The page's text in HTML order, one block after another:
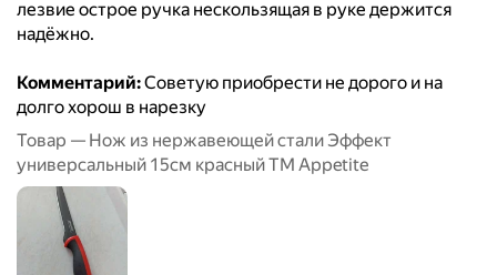
лезвие острое ручка нескользящая в руке держится
надёжно.
Комментарий:Советую приобрести не дорого и на
долго хорош в нарезку
Товар — Нож из нержавеющей стали Эффект
универсальный 15см красный ТМ Appetite